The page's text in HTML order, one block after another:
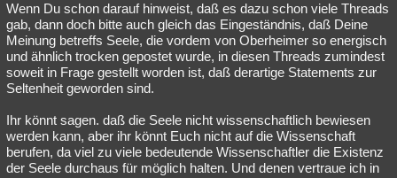
Wenn Du schon darauf hinweist, daß es dazu schon viele Threads
gab, dann doch bitte auch gleich das Eingeständnis, daß Deine
Meinung betreffs Seele, die vordem von Oberheimer so energisch
und ähnlich trocken gepostet wurde, in diesen Threads zumindest
soweit in Frage gestellt worden ist, daß derartige Statements zur
Seltenheit geworden sind.
Ihr könnt sagen. daß die Seele nicht wissenschaftlich bewiesen
werden kann, aber ihr könnt Euch nicht auf die Wissenschaft
berufen, da viel zu viele bedeutende Wissenschaftler die Existenz
der Seele durchaus für möglich halten. Und denen vertraue ich in